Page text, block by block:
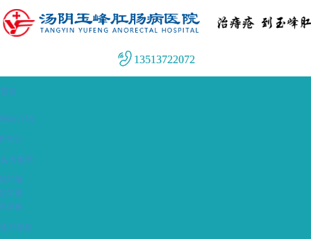
13513722072
首页
医院介绍
简介
实力展示
环境
荣誉
设备
诊疗项目